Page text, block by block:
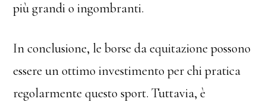
più grandi o ingombranti.
In conclusione, le borse da equitazione possono
essere un ottimo investimento per chi pratica
regolarmente questo sport. Tuttavia, è